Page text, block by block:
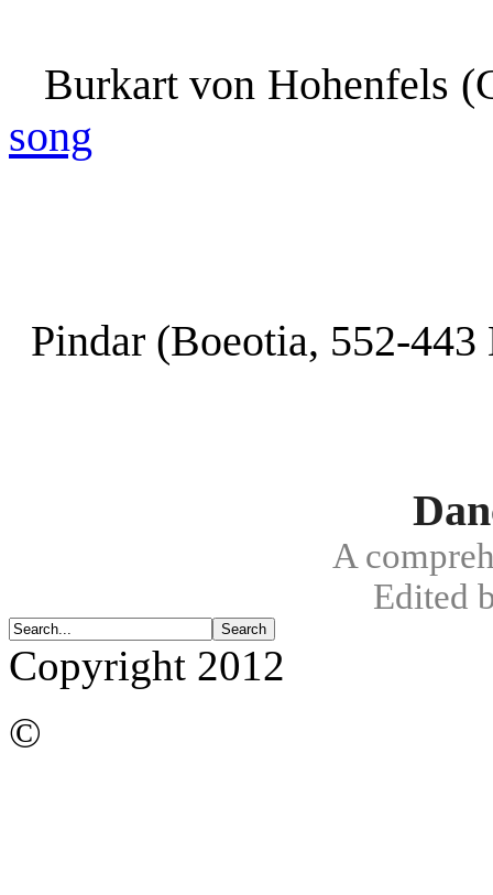
Burkart von Hohenfels
song
Pindar (Boeotia, 552-
A
Edited
Copyright 2012
©